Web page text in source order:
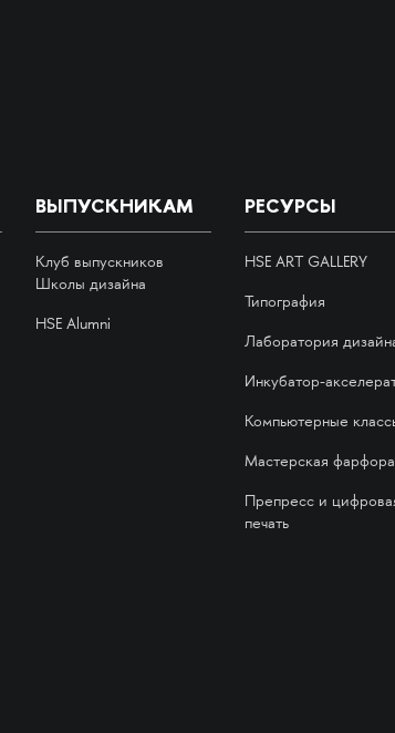
ВЫПУСКНИКАМ
Клуб выпускников
Школы дизайна
HSE Alumni
РЕСУРСЫ
HSE ART GALLERY
Типография
Лаборатория
Инкубатор-
Компьютерные
Мастерская фарфора
Препресс и
печать